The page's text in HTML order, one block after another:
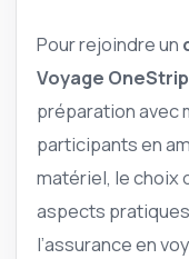
Pour rejoindre un
Voyage OneStrip
préparation avec
participants en
matériel, le choix
aspects
l’assurance en